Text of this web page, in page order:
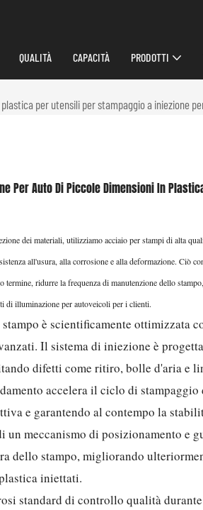
QUALITÀ CAPACITÀ PRODOTTI
per utensili per stampaggio a iniezione
Per Auto Di Piccole Dimensioni In
dei materiali, utilizziamo acciaio per stampi di alta
all'usura, alla corrosione e alla deformazione. Ciò
termine, ridurre la frequenza di manutenzione dello
di illuminazione per autoveicoli per i clienti.
è scientificamente ottimizzata
Il sistema di iniezione è
difetti come ritiro, bolle d'aria e
accelera il ciclo di
e garantendo al contempo la
un meccanismo di posizionamento e
dello stampo, migliorando
iniettati.
standard di controllo qualità